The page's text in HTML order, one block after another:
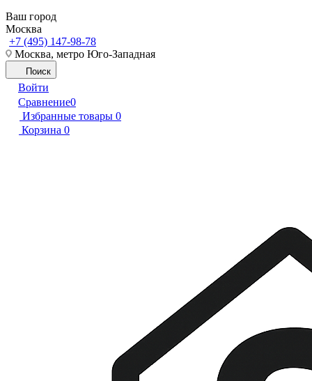
Ваш город
Москва
+7 (495) 147-98-78
Москва, метро Юго-Западная
Поиск
Войти
Сравнение0
Избранные товары 0
Корзина 0